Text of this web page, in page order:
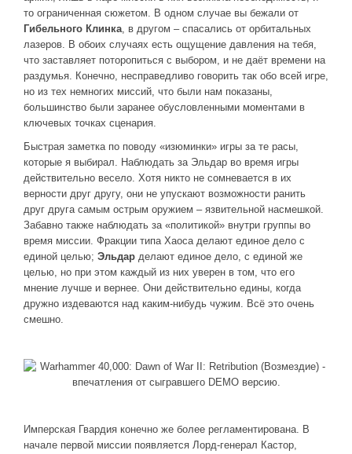
то ограниченная сюжетом. В одном случае вы бежали от
Гибельного Клинка, в другом – спасались от орбитальных
лазеров. В обоих случаях есть ощущение давления на тебя,
что заставляет поторопиться с выбором, и не даёт времени на
раздумья. Конечно, несправедливо говорить так обо всей игре,
но из тех немногих миссий, что были нам показаны,
большинство были заранее обусловленными моментами в
ключевых точках сценария.
Быстрая заметка по поводу «изюминки» игры за те расы,
которые я выбирал. Наблюдать за Эльдар во время игры
действительно весело. Хотя никто не сомневается в их
верности друг другу, они не упускают возможности ранить
друг друга самым острым оружием – язвительной насмешкой.
Забавно также наблюдать за «политикой» внутри группы во
время миссии. Фракции типа Хаоса делают единое дело с
единой целью; Эльдар делают единое дело, с единой же
целью, но при этом каждый из них уверен в том, что его
мнение лучше и вернее. Они действительно едины, когда
дружно издеваются над каким-нибудь чужим. Всё это очень
смешно.
Имперская Гвардия конечно же более регламентирована. В
начале первой миссии появляется Лорд-генерал Кастор,